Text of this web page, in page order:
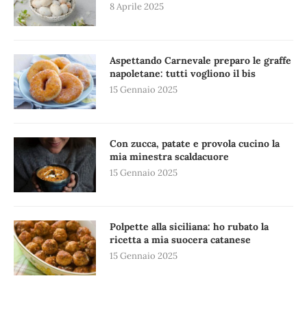
8 Aprile 2025
Aspettando Carnevale preparo le graffe
napoletane: tutti vogliono il bis
15 Gennaio 2025
Con zucca, patate e provola cucino la
mia minestra scaldacuore
15 Gennaio 2025
Polpette alla siciliana: ho rubato la
ricetta a mia suocera catanese
15 Gennaio 2025